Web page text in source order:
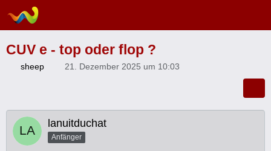
CUV e - top oder flop ?
sheep 21. Dezember 2025 um 10:03
lanuitduchat
Anfänger